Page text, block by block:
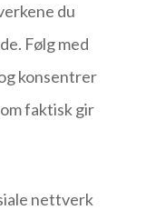
du
Følg med
konsentrer
faktisk gir
nettverk